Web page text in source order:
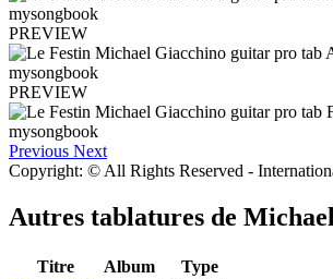
PREVIEW
PREVIEW
Previous Next
Copyright: © All Rights Reserved -
Autres tablatures de
Titre Album
Type